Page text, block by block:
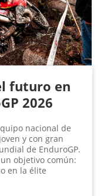
futuro en
2026
nacional de
y con gran
de EnduroGP.
objetivo común:
en la élite